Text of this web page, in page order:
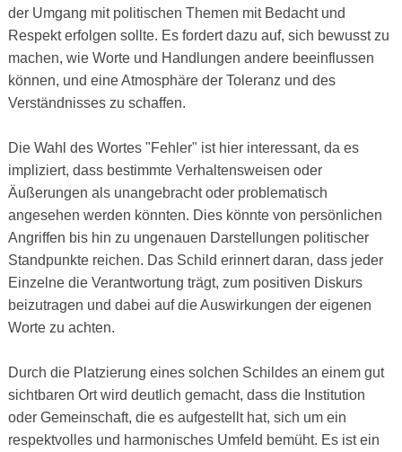
der Umgang mit politischen Themen mit Bedacht und
Respekt erfolgen sollte. Es fordert dazu auf, sich bewusst zu
machen, wie Worte und Handlungen andere beeinflussen
können, und eine Atmosphäre der Toleranz und des
Verständnisses zu schaffen.
Die Wahl des Wortes "Fehler" ist hier interessant, da es
impliziert, dass bestimmte Verhaltensweisen oder
Äußerungen als unangebracht oder problematisch
angesehen werden könnten. Dies könnte von persönlichen
Angriffen bis hin zu ungenauen Darstellungen politischer
Standpunkte reichen. Das Schild erinnert daran, dass jeder
Einzelne die Verantwortung trägt, zum positiven Diskurs
beizutragen und dabei auf die Auswirkungen der eigenen
Worte zu achten.
Durch die Platzierung eines solchen Schildes an einem gut
sichtbaren Ort wird deutlich gemacht, dass die Institution
oder Gemeinschaft, die es aufgestellt hat, sich um ein
respektvolles und harmonisches Umfeld bemüht. Es ist ein